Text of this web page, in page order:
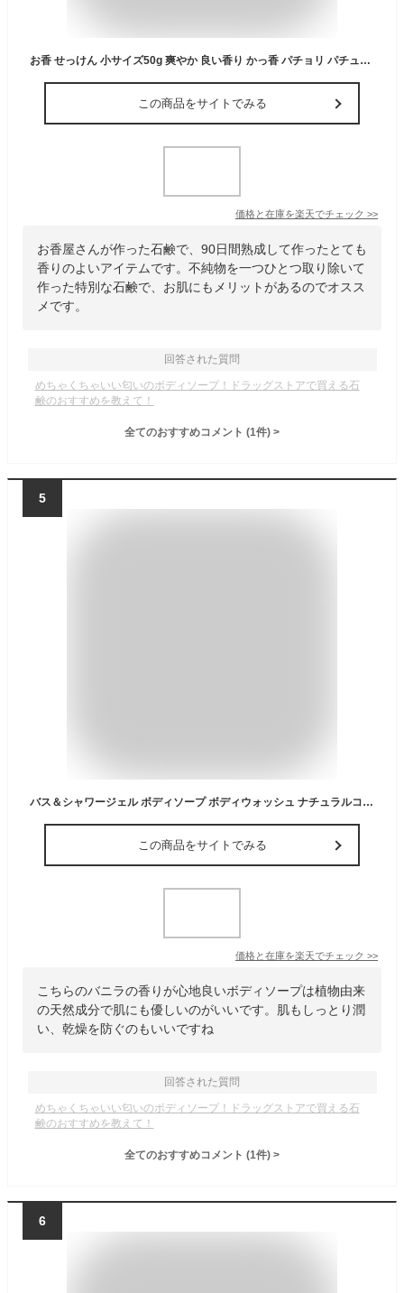
お香 せっけん 小サイズ50g 爽やか 良い香り かっ香 パチョリ パチュリ 天然 かっ香 オイル ハーブ 洗顔 石けん 石鹸 敏感肌 低刺激 お香屋さんが作った おすすめ 潤い 天然 香原料 成分 手作り ハンドメイド 1,000円ポッキリ 送料無料 ポイント消化 クリックポスト
この商品をサイトでみる
価格と在庫を楽天でチェック >>
お香屋さんが作った石鹸で、90日間熟成して作ったとても
香りのよいアイテムです。不純物を一つひとつ取り除いて
作った特別な石鹸で、お肌にもメリットがあるのでオスス
メです。
回答された質問
めちゃくちゃいい匂いのボディソープ！ドラッグストアで買える石
鹸のおすすめを教えて！
全てのおすすめコメント (1件) >
5
バス＆シャワージェル ボディソープ ボディウォッシュ ナチュラルコスメ 植物由来 天然成分 ボディケア 保湿 マヌカハニー パラベンフリー ギフト クリスマス 母の日 プレゼント バニラの香り GBI Matakana Botanicals マタカナ ボタニカルズ
この商品をサイトでみる
価格と在庫を楽天でチェック >>
こちらのバニラの香りが心地良いボディソープは植物由来
の天然成分で肌にも優しいのがいいです。肌もしっとり潤
い、乾燥を防ぐのもいいですね
回答された質問
めちゃくちゃいい匂いのボディソープ！ドラッグストアで買える石
鹸のおすすめを教えて！
全てのおすすめコメント (1件) >
6